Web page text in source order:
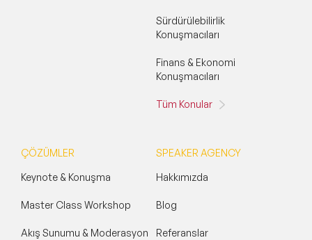
Sürdürülebilirlik
Konuşmacıları
Finans & Ekonomi
Konuşmacıları
Tüm Konular
ÇÖZÜMLER
Keynote & Konuşma
Master Class Workshop
Akış Sunumu & Moderasyon
SPEAKER AGENCY
Hakkımızda
Blog
Referanslar